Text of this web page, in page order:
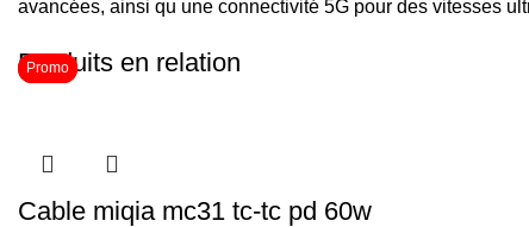
avancées, ainsi qu une connectivité 5G pour des vitesses
Produits en relation
Cable miqia mc31 tc-tc pd 60w
Promo
Promo